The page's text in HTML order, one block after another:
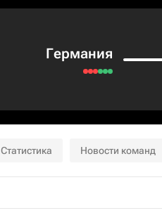
Германия
Статистика Новости команд